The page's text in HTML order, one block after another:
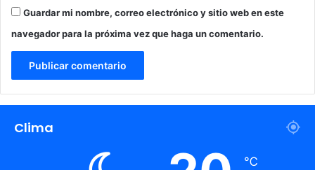
Guardar mi nombre, correo electrónico y sitio web en este
navegador para la próxima vez que haga un comentario.
Clima
℃